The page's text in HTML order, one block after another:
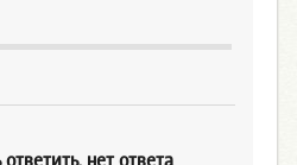
нет ответа